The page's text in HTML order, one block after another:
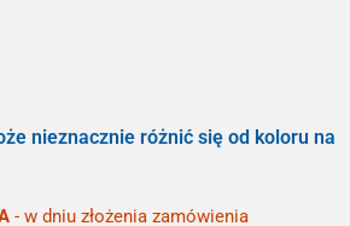
nieznacznie różnić się od koloru na
- w dniu złożenia zamówienia